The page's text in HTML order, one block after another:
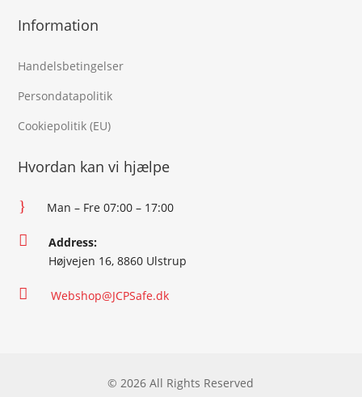
Information
Handelsbetingelser
Persondatapolitik
Cookiepolitik (EU)
Hvordan kan vi hjælpe
} Man – Fre 07:00 – 17:00

Address:
Højvejen 16, 8860 Ulstrup
 Webshop@JCPSafe.dk
© 2026 All Rights Reserved